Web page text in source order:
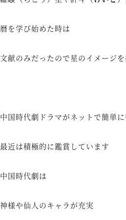
暦を学び始めた時は
文献のみだったので星のイメージ
中国時代劇ドラマがネットで簡単
最近は積極的に鑑賞しています
中国時代劇は
神様や仙人のキャラが充実